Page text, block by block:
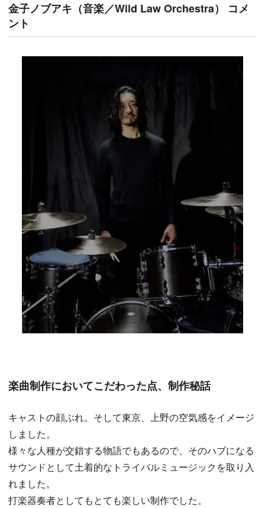
金子ノブアキ（音楽／Wild Law Orchestra） コメ
ント
楽曲制作においてこだわった点、制作秘話
キャストの顔ぶれ。そして東京、上野の空気感をイメージ
しました。
様々な人種が交錯する物語でもあるので、そのハブになる
サウンドとして土着的なトライバルミュージックを取り入
れました。
打楽器奏者としてもとても楽しい制作でした。